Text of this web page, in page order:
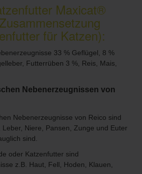
Maxicat®
für Katzen):
33 % Geflügel, 8 %
Futterrüben 3 %, Reis, Mais,
Nebenerzeugnissen von
Nebenerzeugnisse von Reico sind
Niere, Pansen, Zunge und Euter
sind.
oder Katzenfutter sind
z.B. Haut, Fell, Hoden, Klauen,